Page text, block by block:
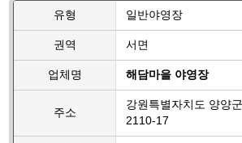
유형 일반야영장
권역 서면
업체명 해담마을 야영장
주소
강원특별자치도 양양
2110-17